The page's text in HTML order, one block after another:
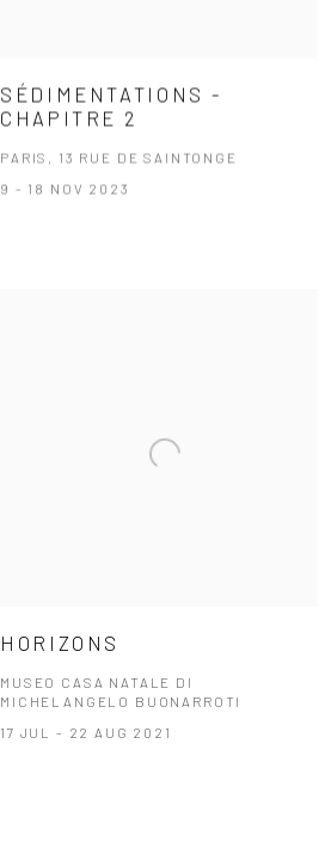
SÉDIMENTATIONS -
CHAPITRE 2
PARIS, 13 RUE DE SAINTONGE
9 - 18 NOV 2023
HORIZONS
MUSEO CASA NATALE DI
MICHELANGELO BUONARROTI
17 JUL - 22 AUG 2021